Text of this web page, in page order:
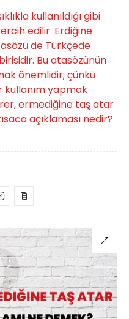
kullanıldığı gibi
edilir. Erdiğine
de Türkçede
Bu atasözünün
önemlidir; çünkü
kullanım yapmak
ermediğine taş atar
açıklaması nedir?